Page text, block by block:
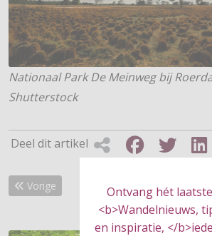
Ontvang hét laatste
<b>Wandelnieuws,
en inspiratie, </
Nationaal Park De Meinweg bij
Shutterstock
Deel dit artikel
Vorig artikel: Ook dit jaar géén Nijmeegse
Vorige